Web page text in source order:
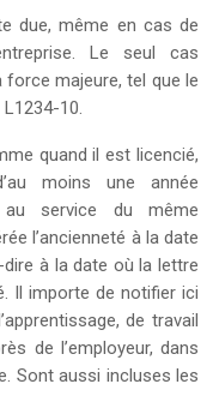
due, même en cas de
Le seul cas
force majeure, tel que le
10.
quand il est licencié,
moins une année
au service du même
l’ancienneté à la date
à la date où la lettre
Il importe de notifier ici
de travail
de l’employeur, dans
Sont aussi incluses les